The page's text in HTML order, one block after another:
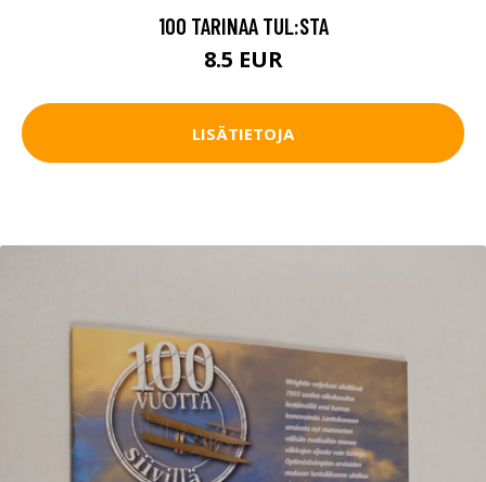
100 TARINAA TUL:STA
8.5 EUR
LISÄTIETOJA